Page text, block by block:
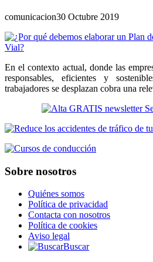
comunicacion30 Octubre 2019
En el contexto actual, donde las
responsables, eficientes y
trabajadores se desplazan cobra una
Sobre nosotros
Quiénes somos
Política de privacidad
Contacta con nosotros
Política de cookies
Aviso legal
Buscar